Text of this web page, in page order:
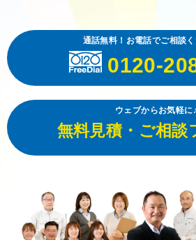
通話無料！お電話でご相談く
0120-
ウェブからお気軽に♪
無料見積・ご相談